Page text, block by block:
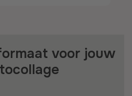
voor jouw